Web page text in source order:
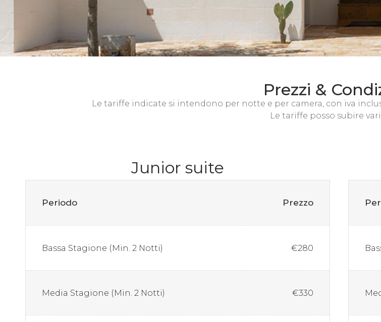
Prezzi &
Le tariffe indicate si intendono per notte e per camera, con iva
Le tariffe posso subire
Junior suite
Periodo Prezzo
Bassa Stagione (Min. 2 Notti) €280
Media Stagione (Min. 2 Notti) €330